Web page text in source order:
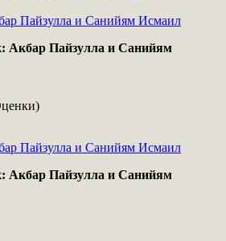
Акбар Пайзулла и Санийям
Акбар Пайзулла и Санийям